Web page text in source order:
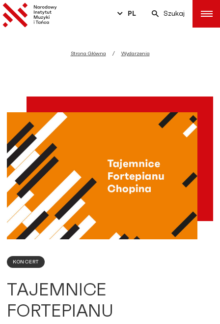
PL Szukaj
Strona Główna Wydarzenia
KONCERT
TAJEMNICE
FORTEPIANU